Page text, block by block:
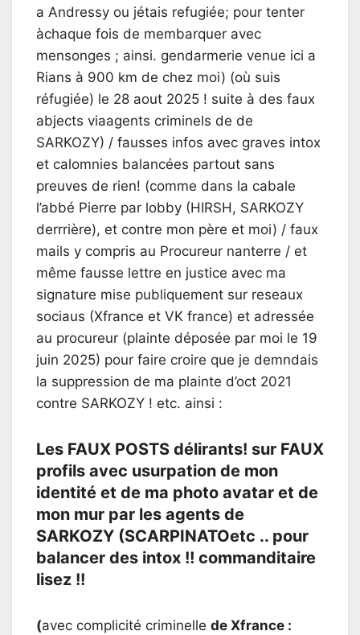
a Andressy ou jétais refugiée; pour tenter
àchaque fois de membarquer avec
mensonges ; ainsi. gendarmerie venue ici a
Rians à 900 km de chez moi) (où suis
réfugiée) le 28 aout 2025 ! suite à des faux
abjects viaagents criminels de de
SARKOZY) / fausses infos avec graves intox
et calomnies balancées partout sans
preuves de rien! (comme dans la cabale
l’abbé Pierre par lobby (HIRSH, SARKOZY
derrrière), et contre mon père et moi) / faux
mails y compris au Procureur nanterre / et
même fausse lettre en justice avec ma
signature mise publiquement sur reseaux
sociaus (Xfrance et VK france) et adressée
au procureur (plainte déposée par moi le 19
juin 2025) pour faire croire que je demndais
la suppression de ma plainte d’oct 2021
contre SARKOZY ! etc. ainsi :
Les FAUX POSTS délirants! sur FAUX
profils avec usurpation de mon
identité et de ma photo avatar et de
mon mur par les agents de
SARKOZY (SCARPINATOetc .. pour
balancer des intox !! commanditaire
lisez !!
(avec complicité criminelle de Xfrance :